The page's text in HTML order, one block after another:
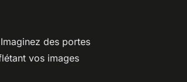
des portes
vos images